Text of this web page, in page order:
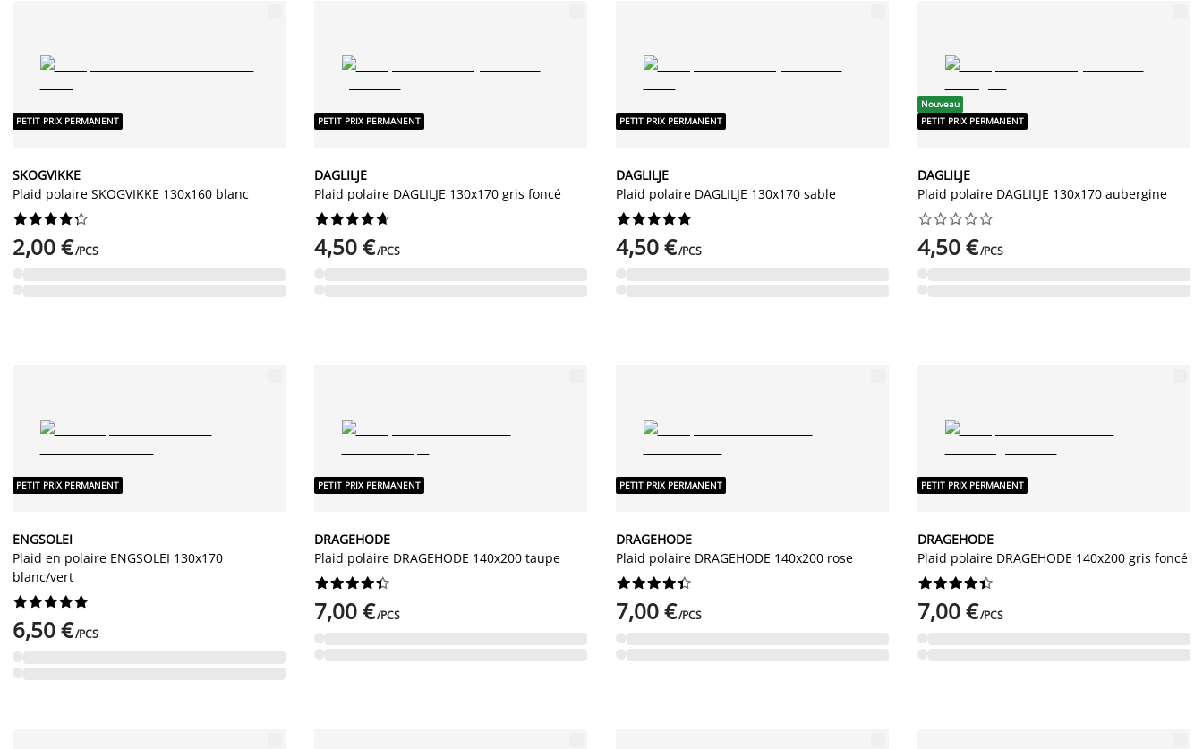
PETIT PRIX PERMANENT
SKOGVIKKE
Plaid polaire SKOGVIKKE 130x160 blanc






2,00 €/PCS
PETIT PRIX PERMANENT
DAGLILJE
Plaid polaire DAGLILJE 130x170 gris foncé






4,50 €/PCS
PETIT PRIX PERMANENT
DAGLILJE
Plaid polaire DAGLILJE 130x170 sable






4,50 €/PCS
Nouveau
PETIT PRIX PERMANENT
DAGLILJE
Plaid polaire DAGLILJE 130x170 aubergine






4,50 €/PCS
PETIT PRIX PERMANENT
ENGSOLEI
Plaid en polaire ENGSOLEI 130x170
blanc/vert






6,50 €/PCS
PETIT PRIX PERMANENT
DRAGEHODE
Plaid polaire DRAGEHODE 140x200 taupe






7,00 €/PCS
PETIT PRIX PERMANENT
DRAGEHODE
Plaid polaire DRAGEHODE 140x200 rose






7,00 €/PCS
PETIT PRIX PERMANENT
DRAGEHODE
Plaid polaire DRAGEHODE 140x200 gris foncé






7,00 €/PCS